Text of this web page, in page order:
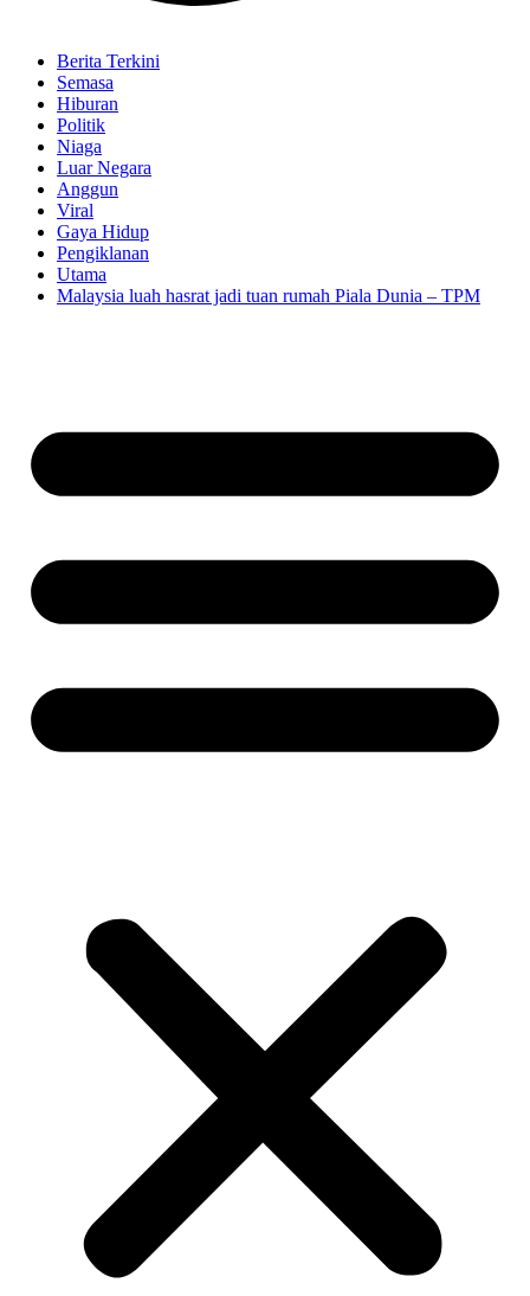
Berita Terkini
Semasa
Hiburan
Politik
Niaga
Luar Negara
Anggun
Viral
Gaya Hidup
Pengiklanan
Utama
Malaysia luah hasrat jadi tuan rumah Piala Dunia – TPM